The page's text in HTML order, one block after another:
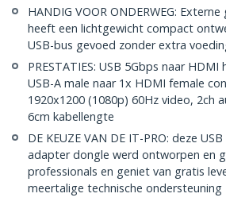
HANDIG VOOR ONDERWEG:
heeft een lichtgewicht compact
USB-bus gevoed zonder extra
PRESTATIES: USB 5Gbps naar
USB-A male naar 1x HDMI female
1920x1200 (1080p) 60Hz video, 2ch
6cm kabellengte
DE KEUZE VAN DE IT-PRO: deze
adapter dongle werd ontworpen en
professionals en geniet van gratis
meertalige technische ondersteuning